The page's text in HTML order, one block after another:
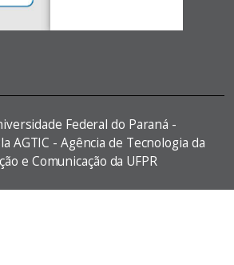
Federal do Paraná -
AGTIC - Agência de Tecnologia da
e Comunicação da UFPR